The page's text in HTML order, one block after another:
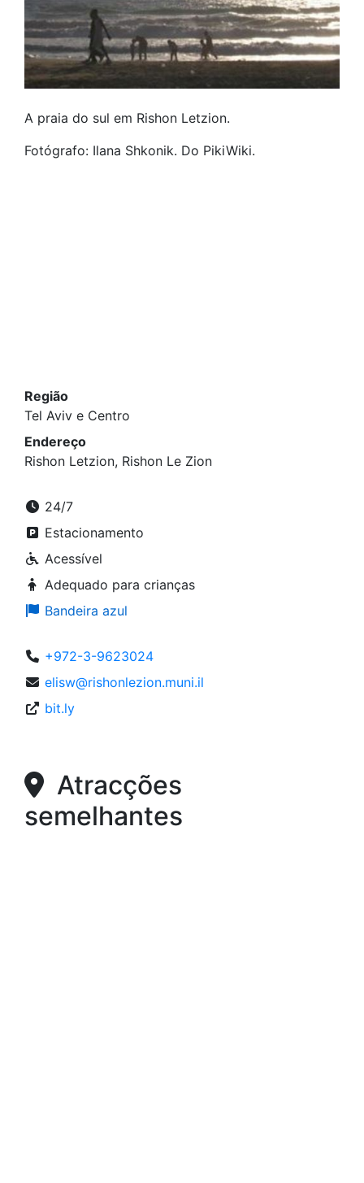
A praia do sul em Rishon Letzion.
Fotógrafo: Ilana Shkonik. Do PikiWiki.
Região
Tel Aviv e Centro
Endereço
Rishon Letzion, Rishon Le Zion
24/7
Estacionamento
Acessível
Adequado para crianças
Bandeira azul
+972-3-9623024
elisw@rishonlezion.muni.il
bit.ly
Atracções
semelhantes